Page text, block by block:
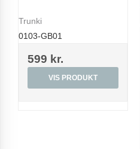
Trunki
0103-GB01
599 kr.
VIS PRODUKT